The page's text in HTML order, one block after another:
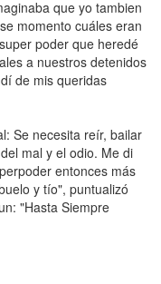
que yo tambien
momento cuáles eran
poder que heredé
a nuestros detenidos
de mis queridas
Se necesita reír, bailar
mal y el odio. Me di
entonces más
y tío", puntualizó
"Hasta Siempre